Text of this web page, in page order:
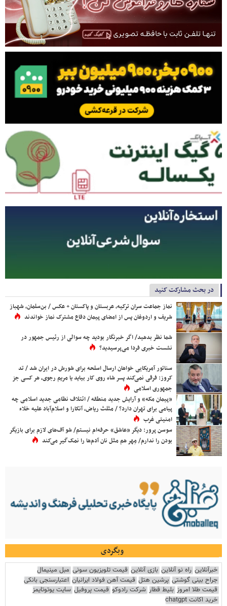
در بحث مشارکت کنید
نماز جماعت سران ترکیه، عربستان و پاکستان + عکس / بن‌سلمان، شهباز
شریف و اردوغان پس از امضای پیمان دفاع مشترک نماز خواندند
شما نظر بدهید/ اگر خبرنگار بودید چه سوالی از رئیس جمهور در
نشست خبری فردا می‌پرسیدید؟
سناتور آمریکایی خواهان ارسال اسلحه برای شورش در ایران شد / تد
کروز: فرقی نمی‌کند پسر شاه روی کار بیاید یا مریم رجوی، هر کسی جز
جمهوری اسلامی
«پیمان مکه» و آرایش جدید منطقه / ائتلاف نظامی جدید اسلامی چه
پیامی برای تهران دارد؟ / مثلث ریاض، آنکارا و اسلام‌آباد علیه خلاء
امنیتی غرب
سوسن پرور: دیگر «عاشق» حرفه‌ام نیستم/ شو آف‌های لازم برای بازیگر
بودن را ندارم/ مِهر هم مثل نان آدم‌ها را نمک‌گیر می‌کند
وبگردی
خبرآنلاین راه نو آنلاین بازی آنلاین قیمت تلویزیون سونی مبل مینیمال
جراح بینی گوشتی پرشین هتل قیمت آهن فولاد ایرانیان اعتبارسنجی بانکی
قیمت طلا امروز بلیط قطار شرکت رادوکو قیمت پروفیل سایت یوتوتایمز
خرید اکانت chatgpt